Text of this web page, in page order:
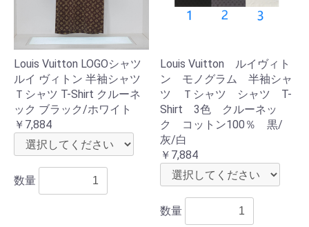
Louis Vuitton LOGOシャツ
ルイ ヴィトン 半袖シャツ
Ｔシャツ T-Shirt クルーネ
ック ブラック/ホワイト
￥7,884
数量
Louis Vuitton ルイヴィト
ン モノグラム 半袖シャ
ツ Ｔシャツ シャツ T-
Shirt 3色 クルーネッ
ク コットン100％ 黒/
灰/白
￥7,884
数量